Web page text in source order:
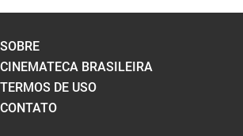
SOBRE
CINEMATECA BRASILEIRA
TERMOS DE USO
CONTATO